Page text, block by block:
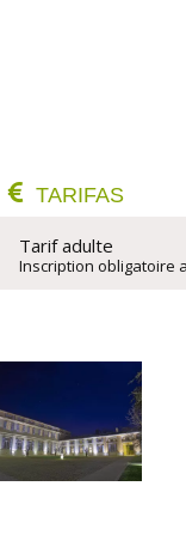
TARIFAS
Tarif adulte
Inscription obligatoire